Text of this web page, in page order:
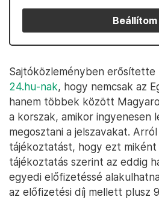
Beállítom
Sajtóközleményben erősítette
24.hu-nak, hogy nemcsak az
hanem többek között
a korszak, amikor ingyenesen
megosztani a jelszavakat.
tájékoztatást, hogy ezt
tájékoztatás szerint az eddig
egyedi előfizetéssé
az előfizetési díj mellett plusz